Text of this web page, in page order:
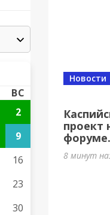
ВС
2
9
16
23
30
проект
форуме.
Новости
8 минут